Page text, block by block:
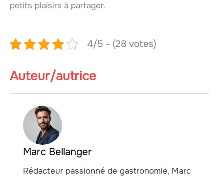
petits plaisirs à partager.
4/5 - (28 votes)
Auteur/autrice
Marc Bellanger
Rédacteur passionné de gastronomie, Marc